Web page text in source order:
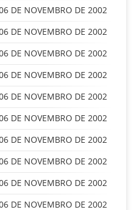
DE NOVEMBRO DE 2002
DE NOVEMBRO DE 2002
DE NOVEMBRO DE 2002
DE NOVEMBRO DE 2002
DE NOVEMBRO DE 2002
DE NOVEMBRO DE 2002
DE NOVEMBRO DE 2002
DE NOVEMBRO DE 2002
DE NOVEMBRO DE 2002
DE NOVEMBRO DE 2002